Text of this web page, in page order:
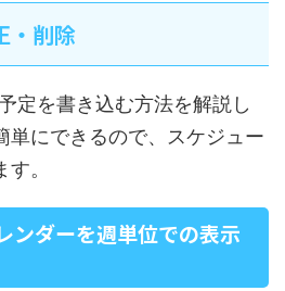
・削除
定を書き込む方法を解説し
単にできるので、スケジュー
。
ンダーを週単位での表示